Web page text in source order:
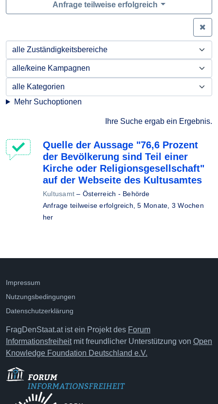
Anfrage teilweise erfolgreich
Mehr Suchoptionen
Ihre Suche ergab ein Ergebnis.
Quelle der Aussage "76,6 Prozent
der Bevölkerung sind Teil einer
Kirche oder Religionsgesellschaft"
auf der Webseite des Kultusamtes
Kultusamt – Österreich - Behörde
Anfrage teilweise erfolgreich,5 Monate, 3 Wochen
her
Impressum
Nutzungsbedingungen
Datenschutzerklärung
FragDenStaat.at ist ein Projekt des Forum
Informationsfreiheitmit freundlicher Unterstützung von Open
Knowledge Foundation Deutschland e.V.